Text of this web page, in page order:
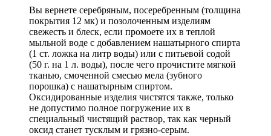
Вы вернете серебряным, посеребренным (толщина
покрытия 12 мк) и позолоченным изделиям
свежесть и блеск, если промоете их в теплой
мыльной воде с добавлением нашатырного спирта
(1 ст. ложка на литр воды) или с питьевой содой
(50 г. на 1 л. воды), после чего прочистите мягкой
тканью, смоченной смесью мела (зубного
порошка) с нашатырным спиртом.
Оксидированные изделия чистятся также, только
не допустимо полное погружение их в
специальный чистящий раствор, так как черный
оксид станет тусклым и грязно-серым.